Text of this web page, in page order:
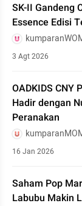
SK-II Gandeng
Essence Edisi
3 Agt 2026
OADKIDS CNY
Hadir dengan
Peranakan
16 Jan 2026
Saham Pop
Labubu Makin